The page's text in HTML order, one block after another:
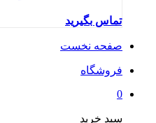
تماس بگیرید
صفحه نخست
فروشگاه
0
سبد خرید